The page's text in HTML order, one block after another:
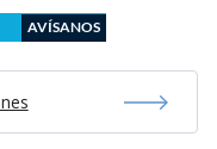
AVÍSANOS